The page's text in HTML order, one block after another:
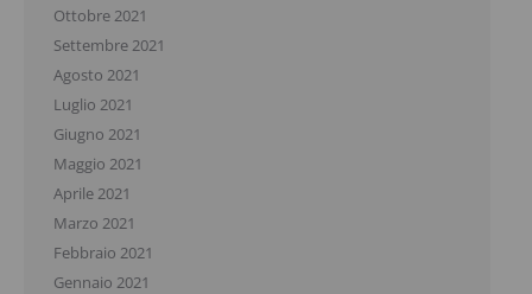
Ottobre 2021
Settembre 2021
Agosto 2021
Luglio 2021
Giugno 2021
Maggio 2021
Aprile 2021
Marzo 2021
Febbraio 2021
Gennaio 2021